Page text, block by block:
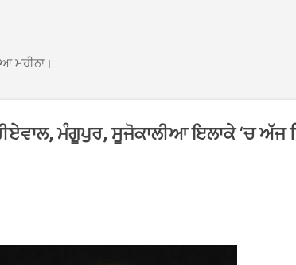
ਮਹੀਨਾ।
ਮੰਗੂਪੁਰ, ਸੂਜੋਕਾਲੀਆ ਇਲਾਕੇ ‘ਚ ਅੱਜ